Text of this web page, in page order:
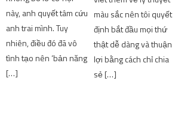
này, anh quyết tâm cứu
anh trai mình. Tuy
nhiên, điều đó đã vô
tình tạo nên ‘bản năng
[…]
màu sắc nên tôi quyết
định bắt đầu mọi thứ
thật dễ dàng và thuận
lợi bằng cách chỉ chia
sẻ […]